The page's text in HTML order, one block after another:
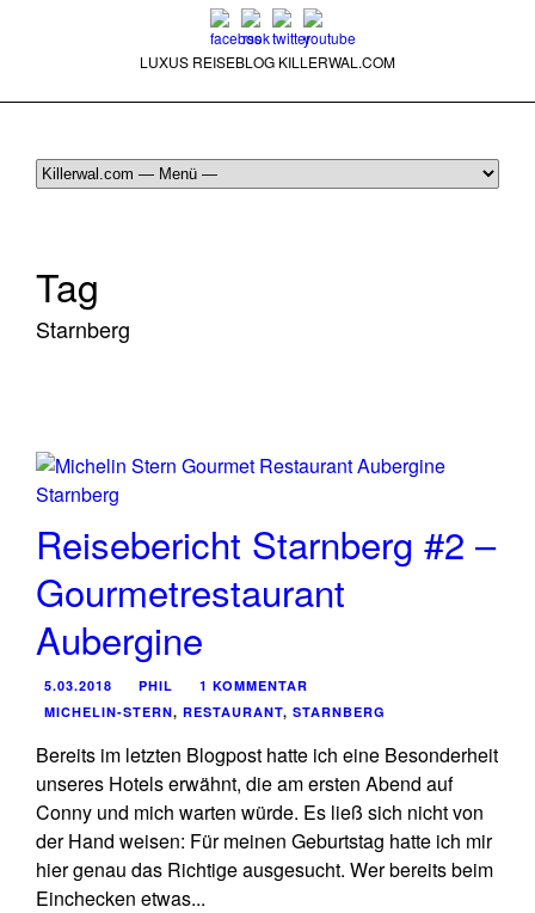
LUXUS REISEBLOG KILLERWAL.COM
Tag
Starnberg
Reisebericht Starnberg #2 –
Gourmetrestaurant
Aubergine
5.03.2018 PHIL
1 KOMMENTAR
MICHELIN-STERN, RESTAURANT, STARNBERG
Bereits im letzten Blogpost hatte ich eine Besonderheit
unseres Hotels erwähnt, die am ersten Abend auf
Conny und mich warten würde. Es ließ sich nicht von
der Hand weisen: Für meinen Geburtstag hatte ich mir
hier genau das Richtige ausgesucht. Wer bereits beim
Einchecken etwas...